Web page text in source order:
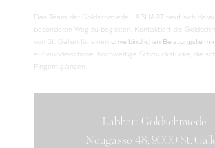
Labhart Goldschmiede
Neugasse 48, 9000 St.
Das Team der Goldschmiede LABHART freut sich
besonderen Weg zu begleiten. Kontaktiert die
von St. Gallen für einen unverbindlichen Beratungstermin
auf wunderschöne, hochwertige Schmuckstücke, die
Fingern glänzen.